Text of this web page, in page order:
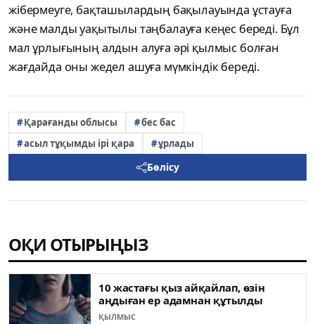
жібермеуге, бақташылардың бақылауында ұстауға
және малды уақытылы таңбалауға кеңес береді. Бұл
мал ұрлығының алдын алуға әрі қылмыс болған
жағдайда оны жедел ашуға мүмкіндік береді.
Қарағанды облысы
бес бас
асыл тұқымды ірі қара
ұрлады
Бөлісу
ОҚИ ОТЫРЫҢЫЗ
10 жастағы қыз айқайлап, өзін
аңдыған ер адамнан құтылды
ҚЫЛМЫС